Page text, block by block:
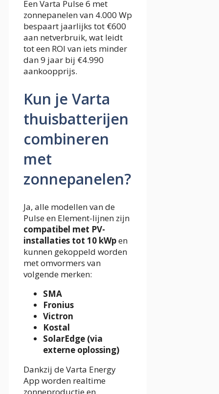
Een Varta Pulse 6 met
zonnepanelen van 4.000 Wp
bespaart jaarlijks tot €600
aan netverbruik, wat leidt
tot een ROI van iets minder
dan 9 jaar bij €4.990
aankoopprijs.
Kun je Varta
thuisbatterijen
combineren
met
zonnepanelen?
Ja, alle modellen van de
Pulse en Element-lijnen zijn
compatibel met PV-
installaties tot 10 kWpen
kunnen gekoppeld worden
met omvormers van
volgende merken:
SMA
Fronius
Victron
Kostal
SolarEdge (via
externe oplossing)
Dankzij de Varta Energy
App worden realtime
zonneproductie en